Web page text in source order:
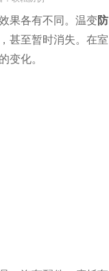
果各有不同。温变防
甚至暂时消失。在室
变化。